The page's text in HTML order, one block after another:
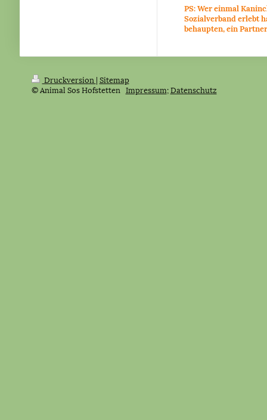
PS: Wer einmal
Sozialverband erlebt
behaupten, ein
Druckversion | Sitemap
© Animal Sos Hofstetten Impressum;Datenschutz